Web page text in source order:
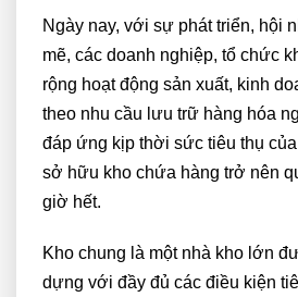
Ngày nay, với sự phát triển, hội
mẽ, các doanh nghiệp, tổ chức
rộng hoạt động sản xuất, kinh
theo nhu cầu lưu trữ hàng hóa
đáp ứng kịp thời sức tiêu thụ
sở hữu kho chứa hàng trở nên
giờ hết.
Kho chung là một nhà kho lớn
dựng với đầy đủ các điều kiện